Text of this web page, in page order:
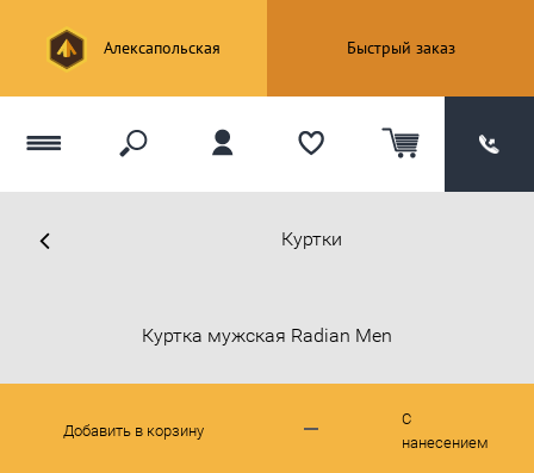
Алексапольская Быстрый заказ
Куртки
С
нанесением
Куртка мужская Radian Men
Добавить в корзину